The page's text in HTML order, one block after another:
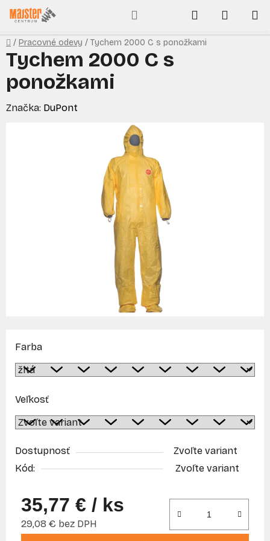
Prejsť
na
obsah
Hľadať
KOŠÍK
Domov
/ Pracovné odevy / Tychem 2000 C s ponožkami
Farba
Veľkosť
Dostupnosť
Zvoľte variant
Kód:
Zvoľte variant
35,77 € / ks
29,08 € bez DPH
Tychem 2000 C s
ponožkami
Značka: DuPont